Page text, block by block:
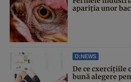
apariția unor
D:NEWS
De ce cxercițiile
bună alegere